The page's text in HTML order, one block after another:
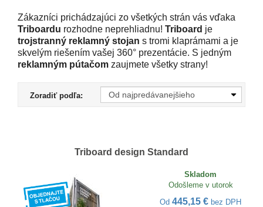
Zákazníci prichádzajúci zo všetkých strán vás vďaka
Triboardu rozhodne neprehliadnu! Triboard je
trojstranný reklamný stojan s tromi klaprámami a je
skvelým riešením vašej 360° prezentácie. S jedným
reklamným pútačom zaujmete všetky strany!
Zoradiť podľa:
Triboard design Standard
Skladom
Odošleme v utorok
Od 445,15 € bez DPH